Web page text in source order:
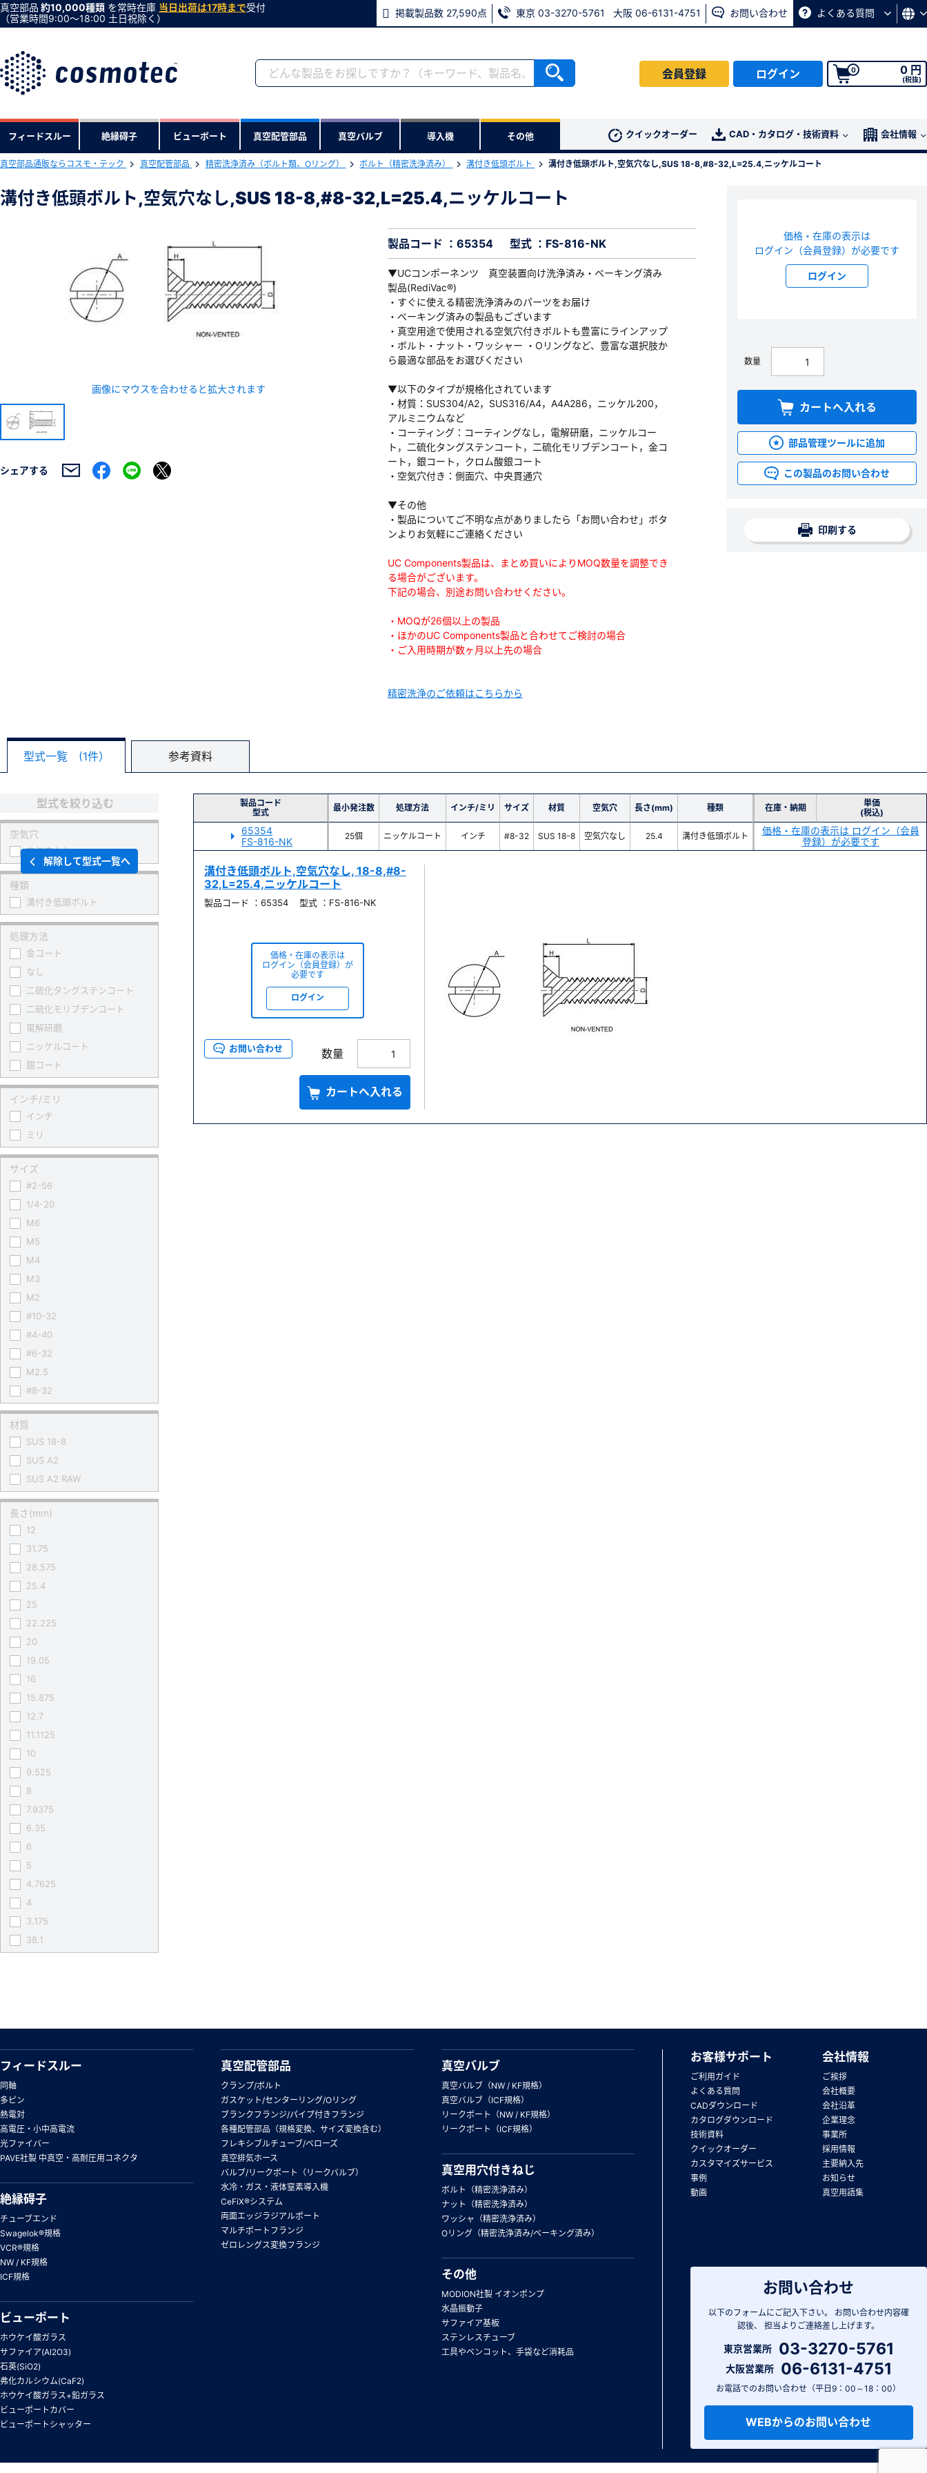
真空部品 約10,000種類 を常時在庫 当日出荷は17時まで受付
（営業時間9:00〜18:00 土日祝除く）
掲載製品数 27,590点 東京 03-3270-5761 大阪 06-6131-4751 お問い合わせ よくある質問
会員登録 ログイン 0 0 円
(税抜)
フィードスルー 絶縁碍子 ビューポート 真空配管部品 真空バルブ 導入機 その他 クイックオーダー CAD・カタログ・技術資料 会社情報
真空部品通販ならコスモ・テック 真空配管部品 精密洗浄済み（ボルト類、Oリング） ボルト（精密洗浄済み） 溝付き低頭ボルト 溝付き低頭ボルト,空気穴なし,SUS 18-8,#8-32,L=25.4,ニッケルコート
溝付き低頭ボルト,空気穴なし,SUS 18-8,#8-32,L=25.4,ニッケルコート
画像にマウスを合わせると拡大されます
シェアする
製品コード ：65354 型式 ：FS-816-NK
▼UCコンポーネンツ 真空装置向け洗浄済み・ベーキング済み
製品(RediVac®)
・すぐに使える精密洗浄済みのパーツをお届け
・ベーキング済みの製品もございます
・真空用途で使用される空気穴付きボルトも豊富にラインアップ
・ボルト・ナット・ワッシャー ・Oリングなど、豊富な選択肢か
ら最適な部品をお選びください
▼以下のタイプが規格化されています
・材質：SUS304/A2，SUS316/A4，A4A286，ニッケル200，
アルミニウムなど
・コーティング：コーティングなし，電解研磨，ニッケルコー
ト，二硫化タングステンコート，二硫化モリブデンコート，金コ
ート，銀コート，クロム酸銀コート
・空気穴付き：側面穴、中央貫通穴
▼その他
・製品についてご不明な点がありましたら「お問い合わせ」ボタ
ンよりお気軽にご連絡ください
UC Components製品は、まとめ買いによりMOQ数量を調整でき
る場合がございます。
下記の場合、別途お問い合わせください。
・MOQが26個以上の製品
・ほかのUC Components製品と合わせてご検討の場合
・ご入用時期が数ヶ月以上先の場合
精密洗浄のご依頼はこちらから
価格・在庫の表示は
ログイン（会員登録）が必要です
ログイン
数量
カートへ入れる
部品管理ツールに追加
この製品のお問い合わせ
印刷する
型式一覧 (1件） 参考資料
製品コード
型式
最小発注数 処理方法 インチ/ミリ サイズ 材質 空気穴 長さ(mm) 種類 在庫・納期
単価
(税込)
65354
FS-816-NK
25個 ニッケルコート インチ #8-32 SUS 18-8 空気穴なし 25.4 溝付き低頭ボルト
価格・在庫の表示は ログイン（会員
登録）が必要です
溝付き低頭ボルト,空気穴なし, 18-8,#8-
32,L=25.4,ニッケルコート
製品コード ：65354 型式 ：FS-816-NK
価格・在庫の表示は
ログイン（会員登録）が
必要です
ログイン
お問い合わせ 数量
カートへ入れる
型式を絞り込む
空気穴
空気穴なし
種類
溝付き低頭ボルト
処理方法
金コート
なし
二硫化タングステンコート
二硫化モリブデンコート
電解研磨
ニッケルコート
銀コート
インチ/ミリ
インチ
ミリ
サイズ
#2-56
1/4-20
M6
M5
M4
M3
M2
#10-32
#4-40
#6-32
M2.5
#8-32
材質
SUS 18-8
SUS A2
SUS A2 RAW
長さ(mm)
12
31.75
28.575
25.4
25
22.225
20
19.05
16
15.875
12.7
11.1125
10
9.525
8
7.9375
6.35
6
5
4.7625
4
3.175
38.1
解除して型式一覧へ
下記製品のRoHS2適合報告書のダウンロードをします。
会社・学校・研究機関名
ダウンロードする
お問い合わせ
以下のフォームにご記入下さい。
お問い合わせ内容確
認後、
担当よりご連絡差し上げます。
東京営業所 03-3270-5761
大阪営業所 06-6131-4751
お電話でのお問い合わせ（平日9：00～18：00）
WEBからのお問い合わせ
フィードスルー
同軸
多ピン
熱電対
高電圧・小中高電流
光ファイバー
PAVE社製 中真空・高耐圧用コネクタ
絶縁碍子
チューブエンド
Swagelok®規格
VCR®規格
NW / KF規格
ICF規格
ビューポート
ホウケイ酸ガラス
サファイア(Al2O3)
石英(SiO2)
弗化カルシウム(CaF2)
ホウケイ酸ガラス+鉛ガラス
ビューポートカバー
ビューポートシャッター
真空配管部品
クランプ/ボルト
ガスケット/センターリング/Oリング
ブランクフランジ/パイプ付きフランジ
各種配管部品（規格変換、サイズ変換含む）
フレキシブルチューブ/ベローズ
真空排気ホース
バルブ/リークポート（リークバルブ）
水冷・ガス・液体窒素導入機
CeFiX®システム
両面エッジラジアルポート
マルチポートフランジ
ゼロレングス変換フランジ
真空バルブ
真空バルブ（NW / KF規格）
真空バルブ（ICF規格）
リークポート（NW / KF規格）
リークポート（ICF規格）
真空用穴付きねじ
ボルト（精密洗浄済み）
ナット（精密洗浄済み）
ワッシャ（精密洗浄済み）
Oリング（精密洗浄済み/ベーキング済み）
その他
MODION社製 イオンポンプ
水晶振動子
サファイア基板
ステンレスチューブ
工具やベンコット、手袋など消耗品
お客様サポート
ご利用ガイド
よくある質問
CADダウンロード
カタログダウンロード
技術資料
クイックオーダー
カスタマイズサービス
事例
動画
会社情報
ご挨拶
会社概要
会社沿革
企業理念
事業所
採用情報
主要納入先
お知らせ
真空用語集
会員登録がお済みでない方
会員登録をすれば、便利な機能がご利用いただけます。
※新規会員登録をお申し込み頂いてから本登録となるまで、数日間かかる場合があります。
また当社の判断によりお断りする場合があります。
会員の方はこちら
※メールアドレスを忘れた方は、
よりお問い合わせください